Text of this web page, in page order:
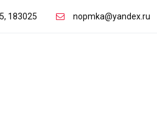
, 183025 nopmka@yandex.ru